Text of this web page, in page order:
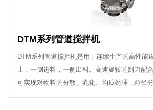
DTM系列管道搅拌机
DTM系列管道搅拌机是用于连续生产的高性能
上，一侧进料，一侧出料。高速旋转的刮刀配
可实现对物料的分散、乳化、均质处理，粒径
物料混合更均匀，从而降低后续...